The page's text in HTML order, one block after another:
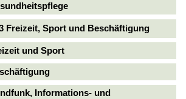
Freizeit, Sport und Beschäftigung
und Sport
Informations- und